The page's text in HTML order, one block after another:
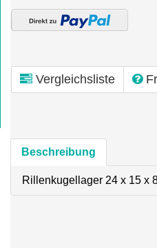
Vergleichsliste
Beschreibung
Rillenkugellager 24 x 15 x